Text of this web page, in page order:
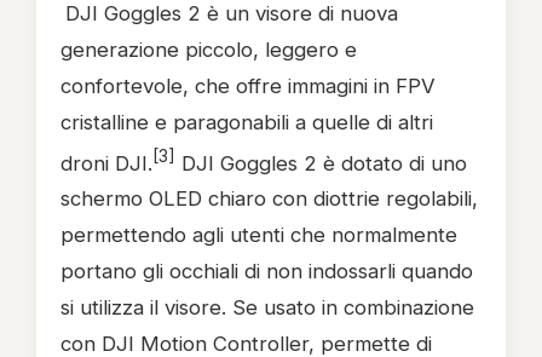
DJI Goggles 2 è un visore di nuova
generazione piccolo, leggero e
confortevole, che offre immagini in FPV
cristalline e paragonabili a quelle di altri
droni DJI. [3] DJI Goggles 2 è dotato di uno
schermo OLED chiaro con diottrie regolabili,
permettendo agli utenti che normalmente
portano gli occhiali di non indossarli quando
si utilizza il visore. Se usato in combinazione
con DJI Motion Controller, permette di